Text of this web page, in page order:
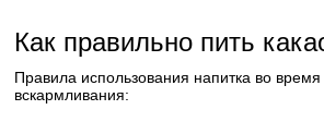
Как правильно пить
Правила использования напитка во время
вскармливания: